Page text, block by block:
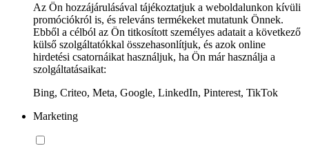
Az Ön hozzájárulásával tájékoztatjuk a weboldalunkon kívüli
promóciókról is, és releváns termékeket mutatunk Önnek.
Ebből a célból az Ön titkosított személyes adatait a következő
külső szolgáltatókkal összehasonlítjuk, és azok online
hirdetési csatornáikat használjuk, ha Ön már használja a
szolgáltatásaikat:
Bing, Criteo, Meta, Google, LinkedIn, Pinterest, TikTok
Marketing